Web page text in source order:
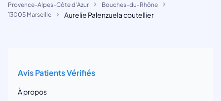
Provence-Alpes-Côte d'Azur
Bouches-du-Rhône
13005 Marseille
Aurelie Palenzuela coutellier
Avis Patients Vérifiés
À propos